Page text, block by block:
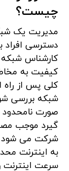
چیست؟
مدیریت یک
دسترسی افراد
کارشناس شبکه
کیفیت به
کلی پس از راه
شبکه بررسی
صورت نامحدود
گیرد موجب
شرکت می شود
به اینترنت
سرعت اینترنت